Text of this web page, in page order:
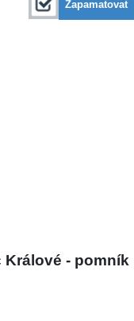
Zapamatovat
Králové - pomník